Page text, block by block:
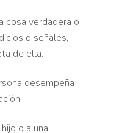
cosa verdadera o
o señales,
de ella.
desempeña
o a una